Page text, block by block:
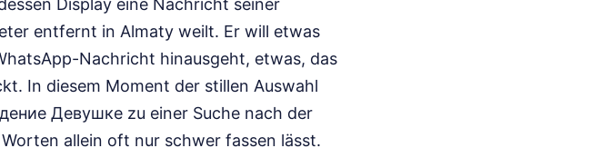
entfernt in Almaty weilt. Er will etwas
Nachricht hinausgeht, etwas, das
In diesem Moment der stillen Auswahl
Девушке zu einer Suche nach der
allein oft nur schwer fassen lässt.